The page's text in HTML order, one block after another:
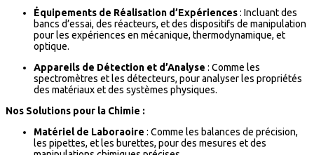
Équipements de Réalisation d’Expériences: Incluant des
bancs d’essai, des réacteurs, et des dispositifs de manipulation
pour les expériences en mécanique, thermodynamique, et
optique.
Appareils de Détection et d’Analyse : Comme les
spectromètres et les détecteurs, pour analyser les propriétés
des matériaux et des systèmes physiques.
Nos Solutions pour la Chimie :
Matériel de Laboraoire : Comme les balances de précision,
les pipettes, et les burettes, pour des mesures et des